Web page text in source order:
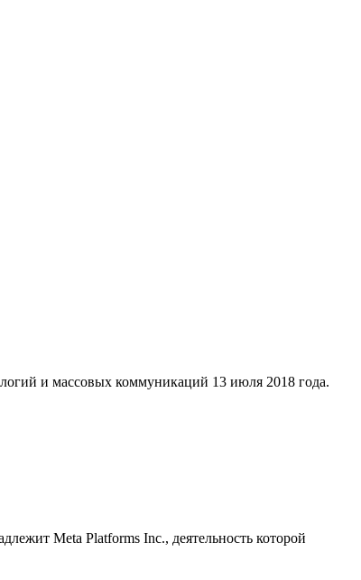
и массовых коммуникаций 13 июля 2018 года.
Meta Platforms Inc., деятельность которой